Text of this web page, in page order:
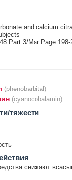
and calcium
Part:3/Mar Page:198-
(phenobarbital)
(cyanocobalamin)
тяжести
снижают